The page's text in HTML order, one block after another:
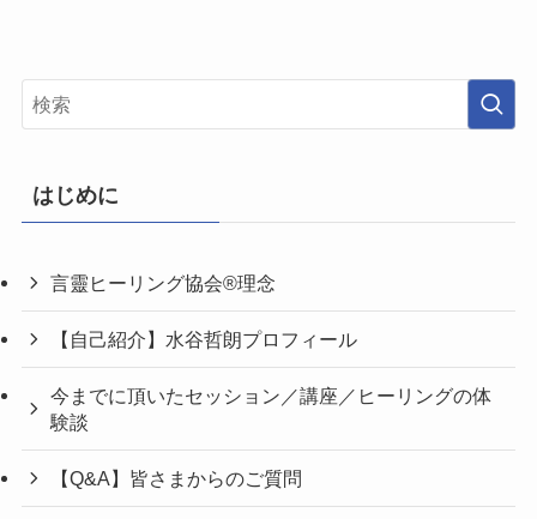
はじめに
言靈ヒーリング協会®理念
【自己紹介】水谷哲朗プロフィール
今までに頂いたセッション／講座／ヒーリングの体
験談
【Q&A】皆さまからのご質問